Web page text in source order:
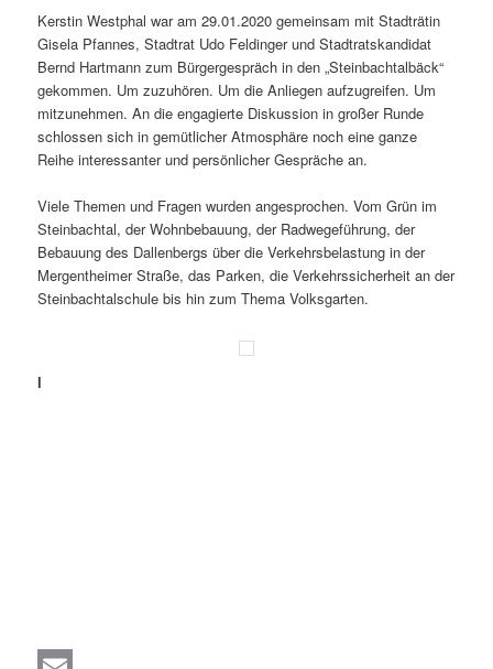
Kerstin Westphal war am 29.01.2020 gemeinsam mit Stadträtin
Gisela Pfannes, Stadtrat Udo Feldinger und Stadtratskandidat
Bernd Hartmann zum Bürgergespräch in den „Steinbachtalbäck“
gekommen. Um zuzuhören. Um die Anliegen aufzugreifen. Um
mitzunehmen. An die engagierte Diskussion in großer Runde
schlossen sich in gemütlicher Atmosphäre noch eine ganze
Reihe interessanter und persönlicher Gespräche an.
Viele Themen und Fragen wurden angesprochen. Vom Grün im
Steinbachtal, der Wohnbebauung, der Radwegeführung, der
Bebauung des Dallenbergs über die Verkehrsbelastung in der
Mergentheimer Straße, das Parken, die Verkehrssicherheit an der
Steinbachtalschule bis hin zum Thema Volksgarten.
l